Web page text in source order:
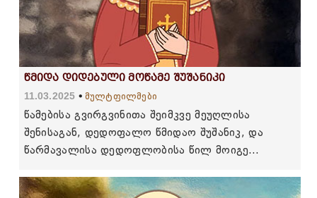
წმიდა დიდებული მოწამე შუშანიკი
11.03.2025 მულტფილმები
წამებისა გვირგვინითა შეიმკვე მეუღლისა
შენისაგან, დედოფალო წმიდაო შუშანიკ, და
წარმავალისა დედოფლობისა წილ მოიგე
ხარ წინაშე სიძისა შენისა, უკუდავისა ქრისტესა,